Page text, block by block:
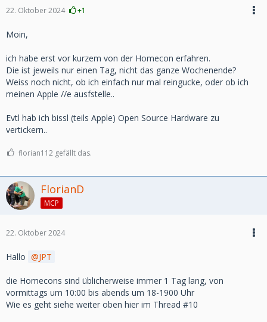
22. Oktober 2024 +1
Moin,
ich habe erst vor kurzem von der Homecon erfahren.
Die ist jeweils nur einen Tag, nicht das ganze Wochenende?
Weiss noch nicht, ob ich einfach nur mal reingucke, oder ob ich
meinen Apple //e ausfstelle..
Evtl hab ich bissl (teils Apple) Open Source Hardware zu
vertickern..
florian112 gefällt das.
FlorianD
MCP
22. Oktober 2024
Hallo JPT
die Homecons sind üblicherweise immer 1 Tag lang, von
vormittags um 10:00 bis abends um 18-1900 Uhr
Wie es geht siehe weiter oben hier im Thread #10